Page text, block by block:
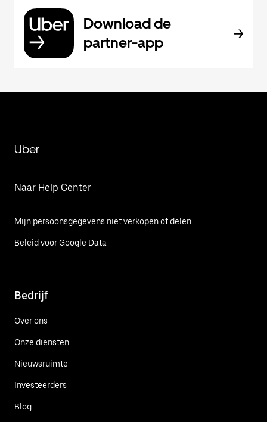
Download de
partner-app
Uber
Naar Help Center
Mijn persoonsgegevens niet verkopen of delen
Beleid voor Google Data
Bedrijf
Over ons
Onze diensten
Nieuwsruimte
Investeerders
Blog